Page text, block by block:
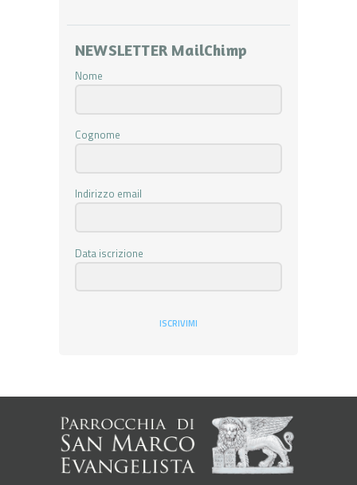
NEWSLETTER MailChimp
Nome
Cognome
Indirizzo email
Data iscrizione
ISCRIVIMI